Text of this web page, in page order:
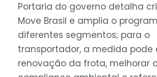
Portaria do governo detalha
Move Brasil e amplia o
diferentes segmentos; para o
transportador, a medida pode
renovação da frota, melhorar